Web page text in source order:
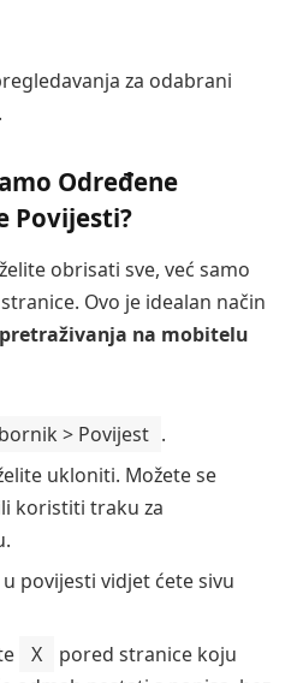
za odabrani
Određene
Povijesti?
obrisati sve, već samo
Ovo je idealan način
na mobitelu
> Povijest .
ukloniti. Možete se
koristiti traku za
povijesti vidjet ćete sivu
X
pored stranice koju